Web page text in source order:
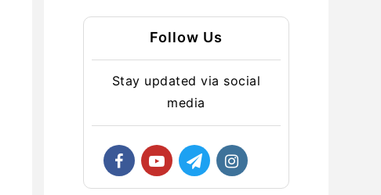
Follow Us
Stay updated via social
media